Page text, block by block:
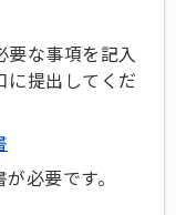
な事項を記入
に提出してくだ
必要です。